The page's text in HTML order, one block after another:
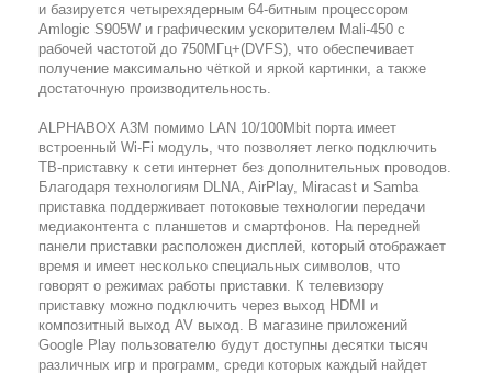
и базируется четырехядерным 64-битным процессором
Amlogic S905W и графическим ускорителем Mali-450 с
рабочей частотой до 750МГц+(DVFS), что обеспечивает
получение максимально чёткой и яркой картинки, а также
достаточную производительность.
ALPHABOX A3M помимо LAN 10/100Mbit порта имеет
встроенный Wi-Fi модуль, что позволяет легко подключить
ТВ-приставку к сети интернет без дополнительных проводов.
Благодаря технологиям DLNA, AirPlay, Miracast и Samba
приставка поддерживает потоковые технологии передачи
медиаконтента с планшетов и смартфонов. На передней
панели приставки расположен дисплей, который отображает
время и имеет несколько специальных символов, что
говорят о режимах работы приставки. К телевизору
приставку можно подключить через выход HDMI и
композитный выход AV выход. В магазине приложений
Google Play пользователю будут доступны десятки тысяч
различных игр и программ, среди которых каждый найдет